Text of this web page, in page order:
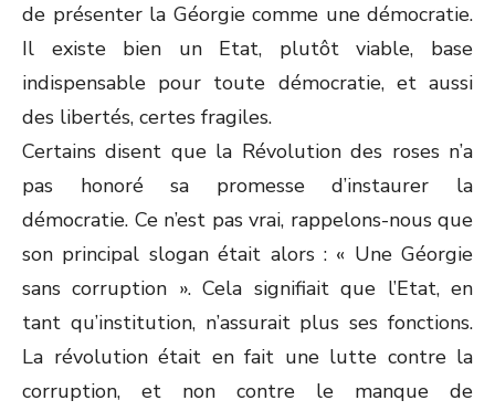
de présenter la Géorgie comme une démocratie.
Il existe bien un Etat, plutôt viable, base
indispensable pour toute démocratie, et aussi
des libertés, certes fragiles.
Certains disent que la Révolution des roses n’a
pas honoré sa promesse d’instaurer la
démocratie. Ce n’est pas vrai, rappelons-nous que
son principal slogan était alors : « Une Géorgie
sans corruption ». Cela signifiait que l’Etat, en
tant qu’institution, n’assurait plus ses fonctions.
La révolution était en fait une lutte contre la
corruption, et non contre le manque de